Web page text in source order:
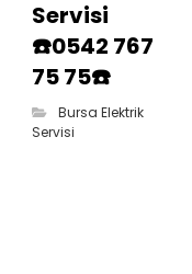
Servisi
☎️0542 767
75 75☎️
Bursa Elektrik
Servisi